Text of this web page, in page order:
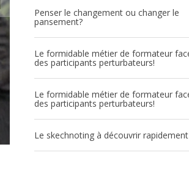
Penser le changement ou changer le
pansement?
Le formidable métier de formateur face à
des participants perturbateurs!
Le formidable métier de formateur face à
des participants perturbateurs!
Le skechnoting à découvrir rapidement